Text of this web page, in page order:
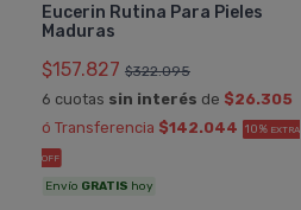
Eucerin Rutina Para Pieles
Maduras
$157.827 $322.095
6 cuotas sin interés de $26.305
ó Transferencia $142.044 10% EXTRA
OFF
Envío GRATIS hoy